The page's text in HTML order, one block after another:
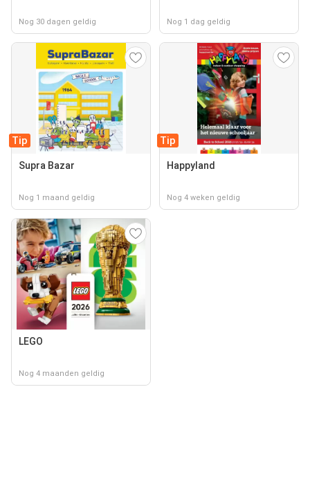
Nog 30 dagen geldig Nog 1 dag geldig
Tip
Supra Bazar
Nog 1 maand geldig
Tip
Happyland
Nog 4 weken geldig
LEGO
Nog 4 maanden geldig